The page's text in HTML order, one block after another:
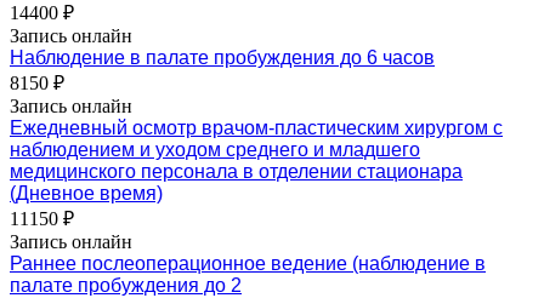
14400 ₽
Запись онлайн
Наблюдение в палате пробуждения до 6 часов
8150 ₽
Запись онлайн
Ежедневный осмотр врачом-пластическим хирургом с
наблюдением и уходом среднего и младшего
медицинского персонала в отделении стационара
(Дневное время)
11150 ₽
Запись онлайн
Раннее послеоперационное ведение (наблюдение в
палате пробуждения до 2